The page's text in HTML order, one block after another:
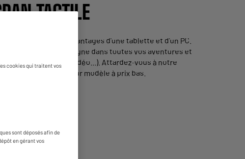
TACTILE
combine les avantages d'une tablette et d'un PC.
il vous accompagne dans toutes vos aventures et
bureautique, jeux vidéo...). Attardez-vous à notre
pour cibler le meilleur modèle à prix bas.
cookies qui traitent vos
sont déposés afin de
en gérant vos